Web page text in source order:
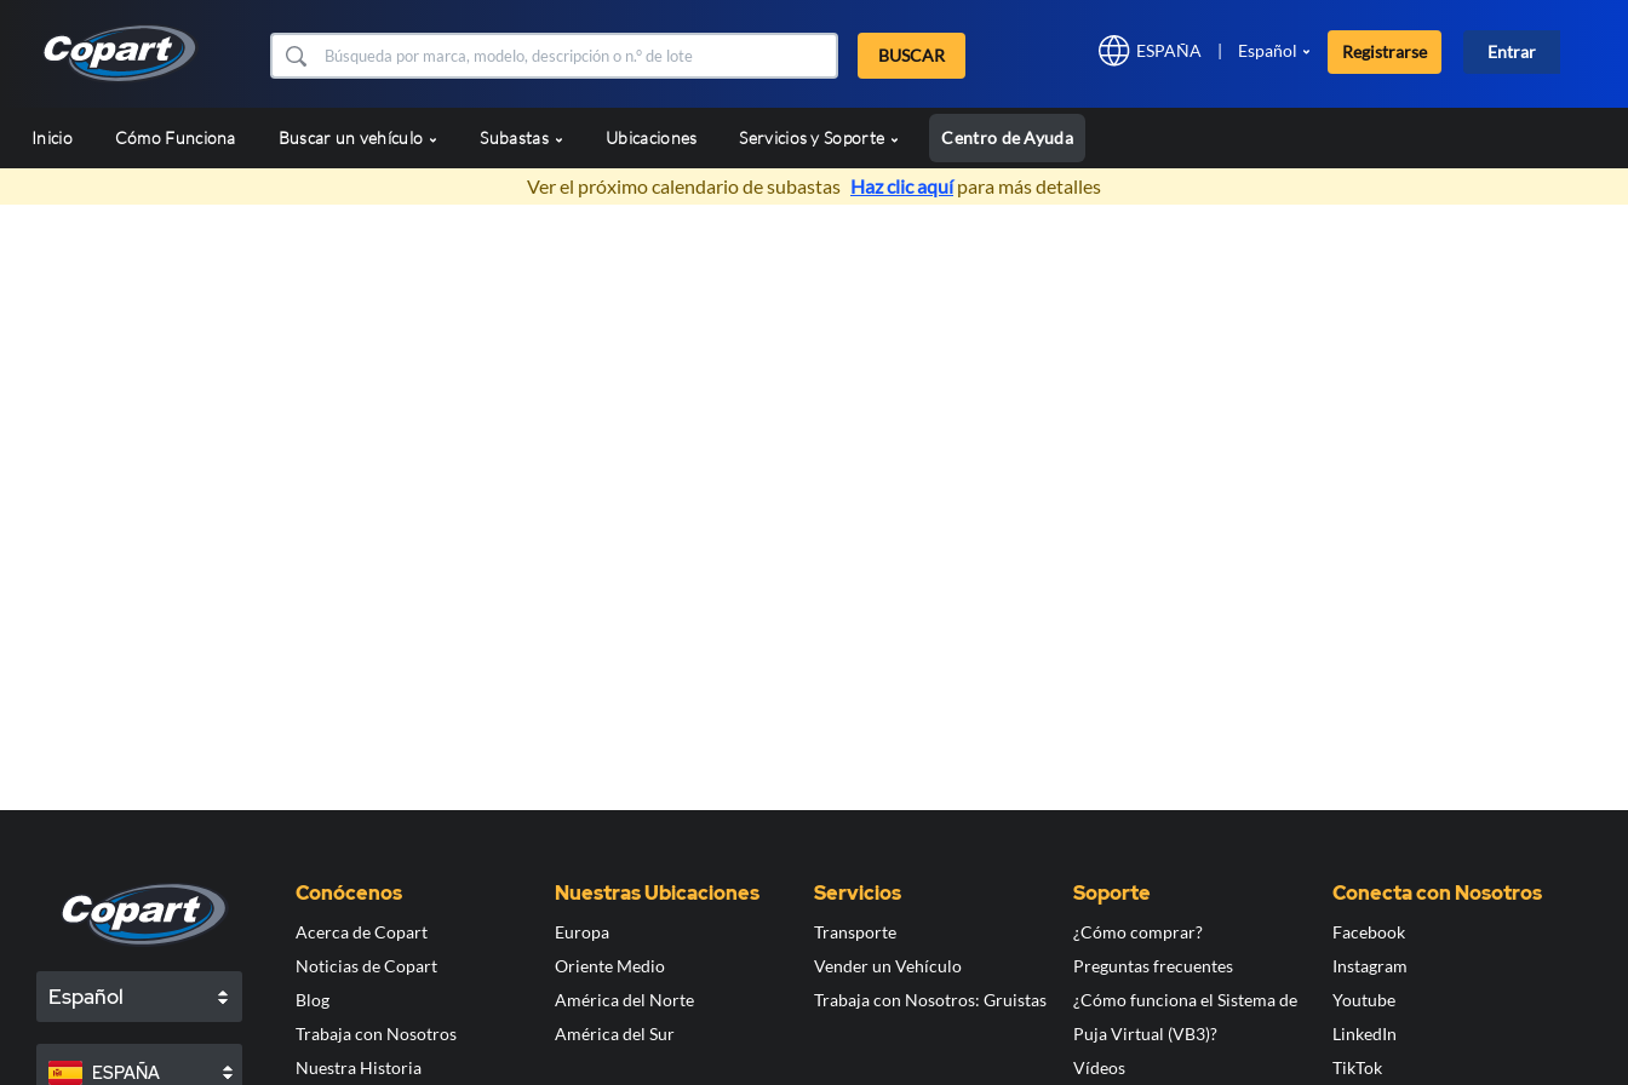
BUSCAR ESPAÑA | Español Registrarse Entrar
Inicio Cómo Funciona Buscar un vehículo Subastas Ubicaciones Servicios y Soporte Centro de Ayuda
Ver el próximo calendario de subastas Haz clic aquípara más detalles
Español
ESPAÑA
Conócenos
Acerca de Copart
Noticias de Copart
Blog
Trabaja con Nosotros
Nuestra Historia
Nuestras Ubicaciones
Europa
Oriente Medio
América del Norte
América del Sur
Servicios
Transporte
Vender un Vehículo
Trabaja con Nosotros: Gruistas
Soporte
¿Cómo comprar?
Preguntas frecuentes
¿Cómo funciona el Sistema de
Puja Virtual (VB3)?
Vídeos
Conecta con Nosotros
Facebook
Instagram
Youtube
LinkedIn
TikTok